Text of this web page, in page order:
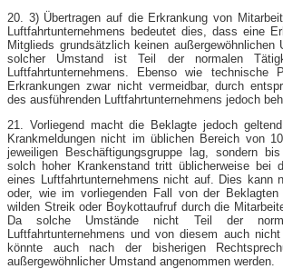
20. 3) Übertragen auf die Erkrankung von
Luftfahrtunternehmens bedeutet dies, dass eine
Mitglieds grundsätzlich keinen außergewöhnlichen
solcher Umstand ist Teil der normalen
Luftfahrtunternehmens. Ebenso wie technische
Erkrankungen zwar nicht vermeidbar, durch
des ausführenden Luftfahrtunternehmens jedoch
21. Vorliegend macht die Beklagte jedoch
Krankmeldungen nicht im üblichen Bereich von
jeweiligen Beschäftigungsgruppe lag, sondern
solch hoher Krankenstand tritt üblicherweise bei
eines Luftfahrtunternehmens nicht auf. Dies kann
oder, wie im vorliegenden Fall von der Beklagten
wilden Streik oder Boykottaufruf durch die
Da solche Umstände nicht Teil der
Luftfahrtunternehmens und von diesem auch
könnte auch nach der bisherigen
außergewöhnlicher Umstand angenommen werden.